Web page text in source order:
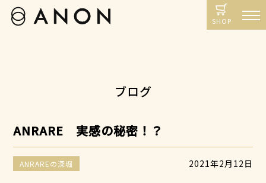
SHOP
ブログ
ANRARE 実感の秘密！？
ANRAREの深堀 2021年2月12日